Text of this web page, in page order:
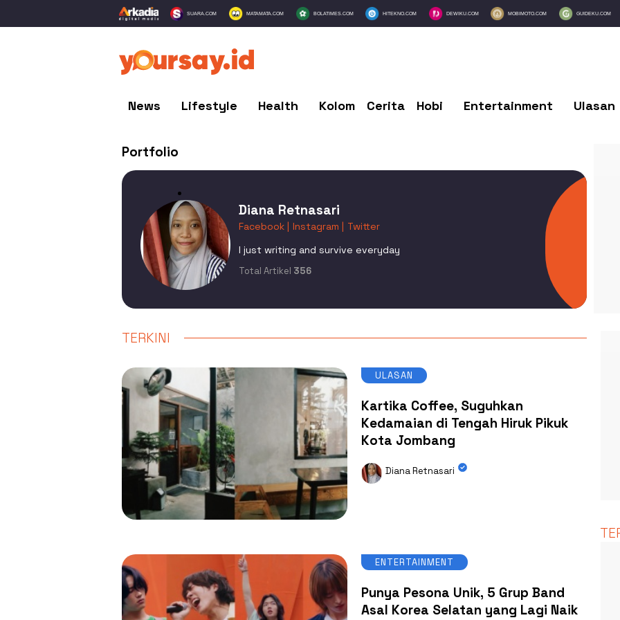
SUARA.COM MATAMATA.COM BOLATIMES.COM HITEKNO.COM DEWIKU.COM MOBIMOTO.COM GUIDEKU.COM
News Lifestyle Health Kolom Cerita Hobi Entertainment Ulasan
Portfolio
Diana Retnasari
Facebook | Instagram | Twitter
I just writing and survive everyday
Total Artikel 356
TERKINI
ULASAN
Kartika Coffee, Suguhkan
Kedamaian di Tengah Hiruk Pikuk
Kota Jombang
Diana Retnasari
ENTERTAINMENT
Punya Pesona Unik, 5 Grup Band
Asal Korea Selatan yang Lagi Naik